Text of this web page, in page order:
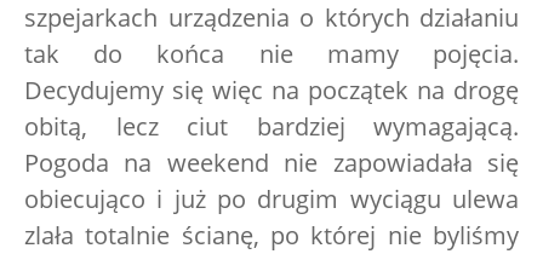
szpejarkach urządzenia o których działaniu
tak do końca nie mamy pojęcia.
Decydujemy się więc na początek na drogę
obitą, lecz ciut bardziej wymagającą.
Pogoda na weekend nie zapowiadała się
obiecująco i już po drugim wyciągu ulewa
zlała totalnie ścianę, po której nie byliśmy